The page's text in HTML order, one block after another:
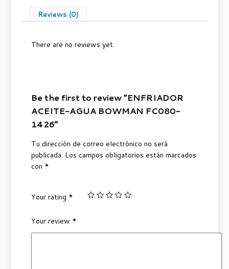
Reviews (0)
There are no reviews yet.
Be the first to review “ENFRIADOR
ACEITE-AGUA BOWMAN FC080-
1426”
Tu dirección de correo electrónico no será
publicada. Los campos obligatorios están marcados
con *
Your rating *
Your review *